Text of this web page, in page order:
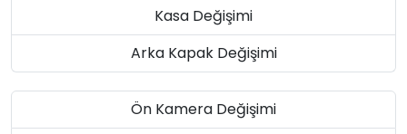
Kasa Değişimi
Arka Kapak Değişimi
Ön Kamera Değişimi